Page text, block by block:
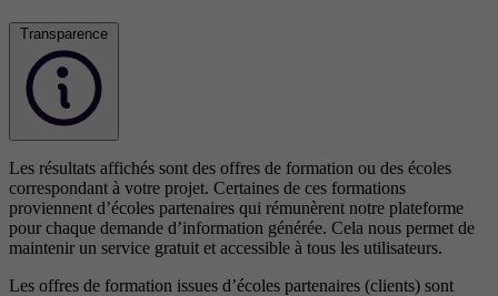
Transparence
Les résultats affichés sont des offres de formation ou des écoles
correspondant à votre projet. Certaines de ces formations
proviennent d’écoles partenaires qui rémunèrent notre plateforme
pour chaque demande d’information générée. Cela nous permet de
maintenir un service gratuit et accessible à tous les utilisateurs.
Les offres de formation issues d’écoles partenaires (clients) sont